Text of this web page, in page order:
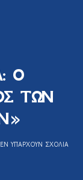
Ο
ΤΩΝ
ΥΠΆΡΧΟΥΝ ΣΧΌΛΙΑ